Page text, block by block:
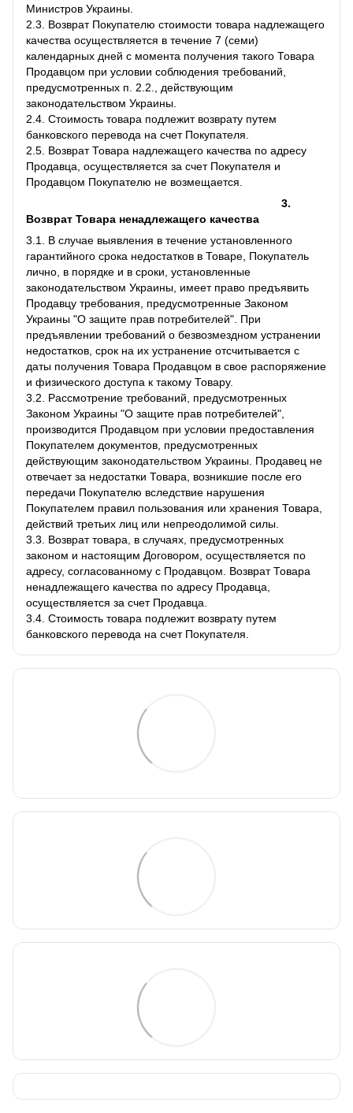
Министров Украины.
2.3. Возврат Покупателю стоимости товара надлежащего
качества осуществляется в течение 7 (семи)
календарных дней с момента получения такого Товара
Продавцом при условии соблюдения требований,
предусмотренных п. 2.2., действующим
законодательством Украины.
2.4. Стоимость товара подлежит возврату путем
банковского перевода на счет Покупателя.
2.5. Возврат Товара надлежащего качества по адресу
Продавца, осуществляется за счет Покупателя и
Продавцом Покупателю не возмещается.
3.
Возврат Товара ненадлежащего качества
3.1. В случае выявления в течение установленного
гарантийного срока недостатков в Товаре, Покупатель
лично, в порядке и в сроки, установленные
законодательством Украины, имеет право предъявить
Продавцу требования, предусмотренные Законом
Украины "О защите прав потребителей". При
предъявлении требований о безвозмездном устранении
недостатков, срок на их устранение отсчитывается с
даты получения Товара Продавцом в свое распоряжение
и физического доступа к такому Товару.
3.2. Рассмотрение требований, предусмотренных
Законом Украины "О защите прав потребителей",
производится Продавцом при условии предоставления
Покупателем документов, предусмотренных
действующим законодательством Украины. Продавец не
отвечает за недостатки Товара, возникшие после его
передачи Покупателю вследствие нарушения
Покупателем правил пользования или хранения Товара,
действий третьих лиц или непреодолимой силы.
3.3. Возврат товара, в случаях, предусмотренных
законом и настоящим Договором, осуществляется по
адресу, согласованному с Продавцом. Возврат Товара
ненадлежащего качества по адресу Продавца,
осуществляется за счет Продавца.
3.4. Стоимость товара подлежит возврату путем
банковского перевода на счет Покупателя.